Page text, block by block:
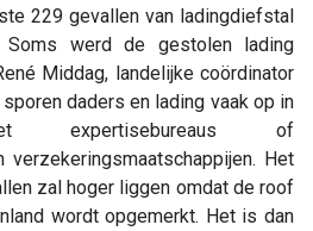
229 gevallen van ladingdiefstal
werd de gestolen lading
Middag, landelijke coördinator
daders en lading vaak op in
expertisebureaus of
verzekeringsmaatschappijen. Het
zal hoger liggen omdat de roof
wordt opgemerkt. Het is dan